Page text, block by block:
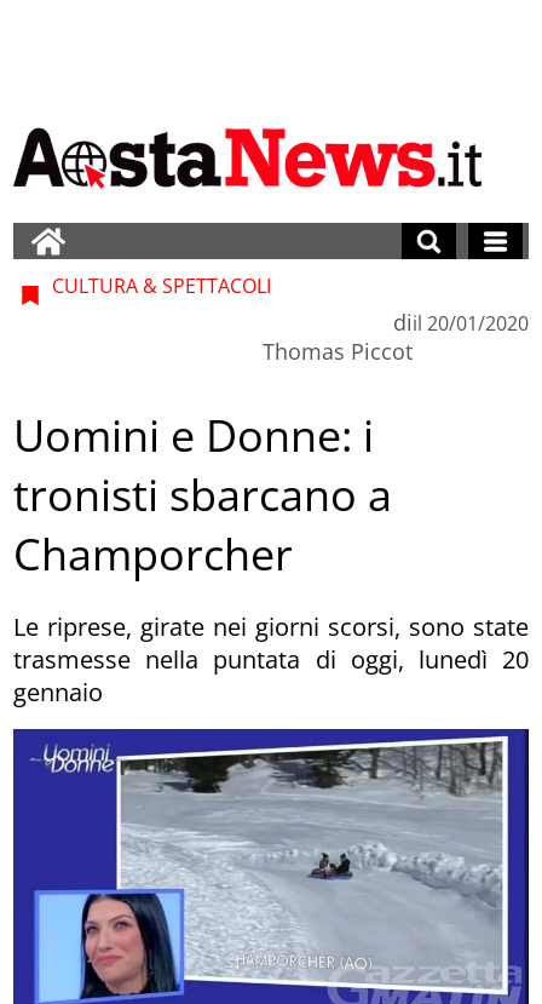
CULTURA & SPETTACOLI
di
Thomas Piccot
il 20/01/2020
Uomini e Donne: i
tronisti sbarcano a
Champorcher
Le riprese, girate nei giorni scorsi, sono state
trasmesse nella puntata di oggi, lunedì 20
gennaio